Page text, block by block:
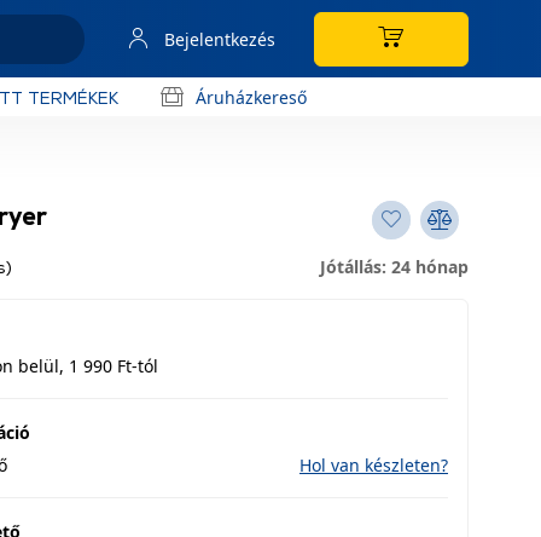
Bejelentkezés
TERMÉKEK Áruházkereső
Jótállás: 24 hónap
belül, 1 990 Ft-tól
Hol van készleten?